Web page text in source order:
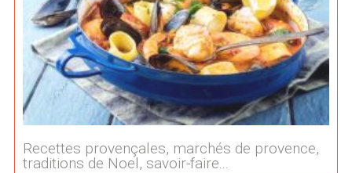
Recettes provençales, marchés de provence,
traditions de Noel, savoir-faire...